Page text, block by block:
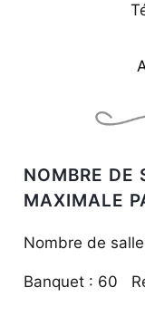
NOMBRE DE
MAXIMALE
Nombre de
Banquet : 60